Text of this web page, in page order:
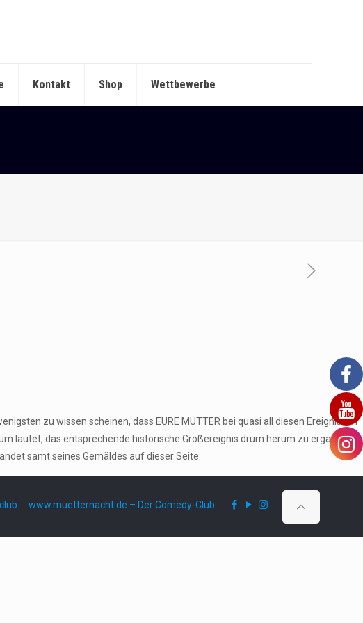
Kontakt Shop Wettbewerbe
zu wissen scheinen, dass EURE MÜTTER bei quasi all diesen Ereignissen
lautet, das entsprechende historische Großereignis drum herum zu ergänzen
samt seines Gemäldes auf dieser Seite.
www.muetternacht.de – Der Comedy-Club